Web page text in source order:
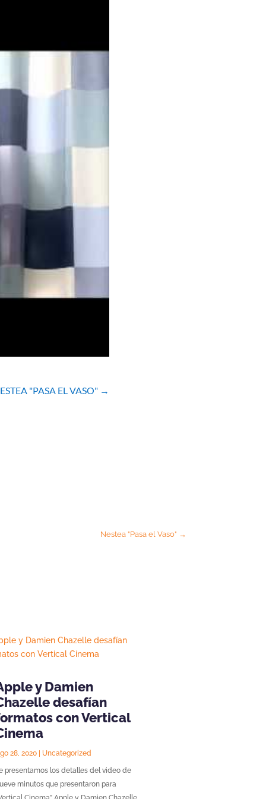
"PASA EL VASO" →
Nestea "Pasa el Vaso" →
y Damien
desafían
con Vertical
28, 2020| Uncategorized
presentamos los detalles del video de
minutos que presentaron para